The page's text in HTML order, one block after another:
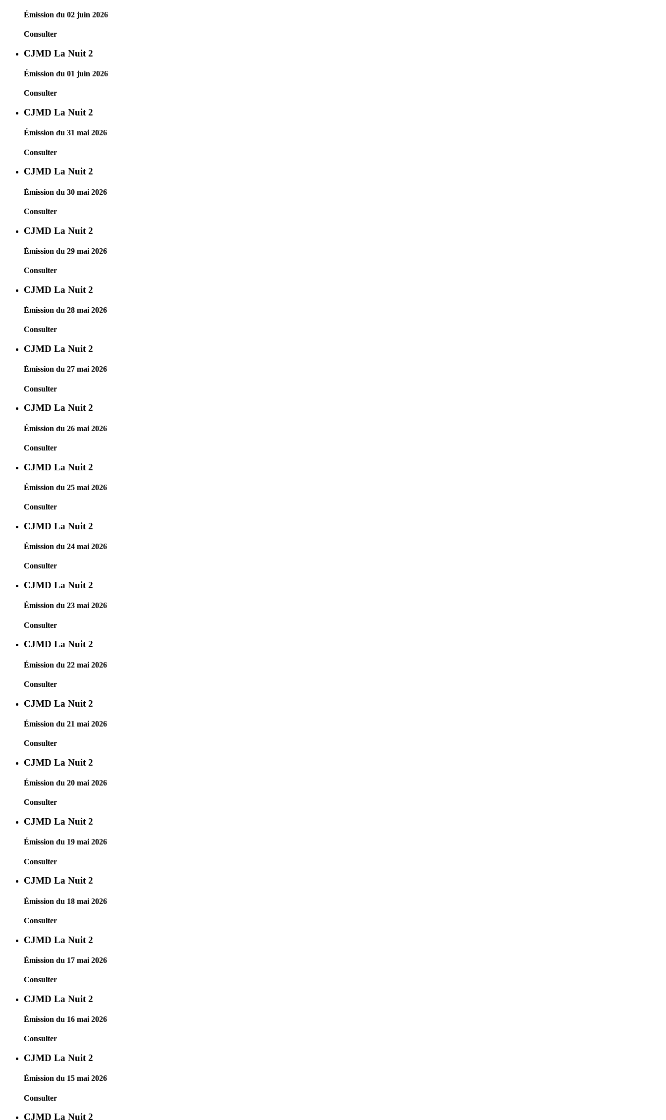
Émission du 02 juin 2026
Consulter
CJMD La Nuit 2
Émission du 01 juin 2026
Consulter
CJMD La Nuit 2
Émission du 31 mai 2026
Consulter
CJMD La Nuit 2
Émission du 30 mai 2026
Consulter
CJMD La Nuit 2
Émission du 29 mai 2026
Consulter
CJMD La Nuit 2
Émission du 28 mai 2026
Consulter
CJMD La Nuit 2
Émission du 27 mai 2026
Consulter
CJMD La Nuit 2
Émission du 26 mai 2026
Consulter
CJMD La Nuit 2
Émission du 25 mai 2026
Consulter
CJMD La Nuit 2
Émission du 24 mai 2026
Consulter
CJMD La Nuit 2
Émission du 23 mai 2026
Consulter
CJMD La Nuit 2
Émission du 22 mai 2026
Consulter
CJMD La Nuit 2
Émission du 21 mai 2026
Consulter
CJMD La Nuit 2
Émission du 20 mai 2026
Consulter
CJMD La Nuit 2
Émission du 19 mai 2026
Consulter
CJMD La Nuit 2
Émission du 18 mai 2026
Consulter
CJMD La Nuit 2
Émission du 17 mai 2026
Consulter
CJMD La Nuit 2
Émission du 16 mai 2026
Consulter
CJMD La Nuit 2
Émission du 15 mai 2026
Consulter
CJMD La Nuit 2